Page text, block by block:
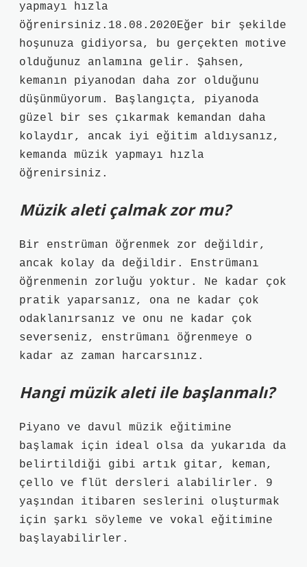
yapmayı hızla
öğrenirsiniz.18.08.2020Eğer bir şekilde
hoşunuza gidiyorsa, bu gerçekten motive
olduğunuz anlamına gelir. Şahsen,
kemanın piyanodan daha zor olduğunu
düşünmüyorum. Başlangıçta, piyanoda
güzel bir ses çıkarmak kemandan daha
kolaydır, ancak iyi eğitim aldıysanız,
kemanda müzik yapmayı hızla
öğrenirsiniz.
Müzik aleti çalmak zor mu?
Bir enstrüman öğrenmek zor değildir,
ancak kolay da değildir. Enstrümanı
öğrenmenin zorluğu yoktur. Ne kadar çok
pratik yaparsanız, ona ne kadar çok
odaklanırsanız ve onu ne kadar çok
severseniz, enstrümanı öğrenmeye o
kadar az zaman harcarsınız.
Hangi müzik aleti ile başlanmalı?
Piyano ve davul müzik eğitimine
başlamak için ideal olsa da yukarıda da
belirtildiği gibi artık gitar, keman,
çello ve flüt dersleri alabilirler. 9
yaşından itibaren seslerini oluşturmak
için şarkı söyleme ve vokal eğitimine
başlayabilirler.